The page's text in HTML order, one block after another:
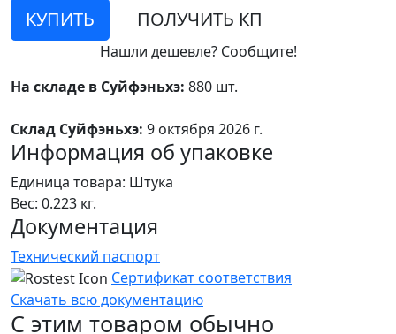
КУПИТЬ ПОЛУЧИТЬ КП
Нашли дешевле? Сообщите!
На складе в Суйфэньхэ: 880 шт.
Склад Суйфэньхэ: 9 октября 2026 г.
Информация об упаковке
Единица товара: Штука
Вес: 0.223 кг.
Документация
Технический паспорт
Сертификат соответствия
Скачать всю документацию
С этим товаром обычно